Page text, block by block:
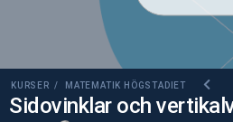
KURSER / MATEMATIK HÖGSTADIET
Sidovinklar och